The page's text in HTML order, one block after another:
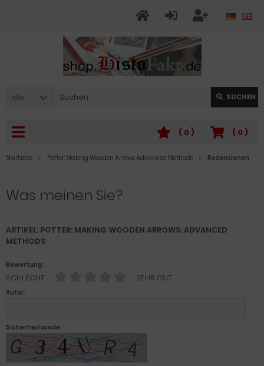
Alle SUCHEN
( 0 )
( 0 )
Startseite Potter: Making Wooden Arrows: Advanced Methods Rezensionen
Was meinen Sie?
ARTIKEL: POTTER: MAKING WOODEN ARROWS: ADVANCED
METHODS
Bewertung:
SCHLECHT SEHR GUT
Autor:
Sicherheitscode: